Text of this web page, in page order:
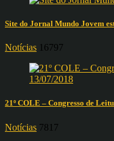
Site do Jornal Mundo Jovem
Notícias 16797
21º COLE – Congresso de
Notícias 7817